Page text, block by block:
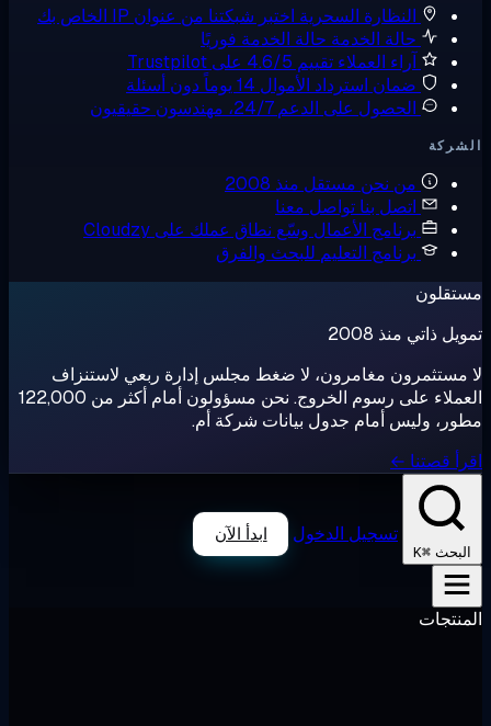
النظارة السحريةاختبر شبكتنا من عنوان IP الخاص بك
حالة الخدمةحالة الخدمة فوريًا
آراء العملاءتقييم 4.6/5 على Trustpilot
ضمان استرداد الأموال14 يوماً دون أسئلة
الحصول على الدعم 24/7، مهندسون حقيقيون
من نحنمستقل منذ 2008
اتصل بنا تواصل معنا
برنامج الأعمالوسّع نطاق عملك على Cloudzy
برنامج التعليمللبحث والفرق
ذاتي منذ 2008
مستثمرون مغامرون، لا ضغط مجلس إدارة ربعي لاستنزاف
العملاء على رسوم الخروج. نحن مسؤولون أمام أكثر من 122,000
وليس أمام جدول بيانات شركة أم.
قصتنا ←
⌘K
تسجيل الدخول ابدأ الآن